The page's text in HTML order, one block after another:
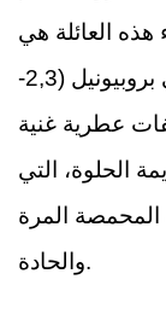
هذه العائلة هي
دياسيتيل (2,3-بوتانديون) وأسيتيلي بروبيونيل (2,3-
عطرية غنية
الحلوة، التي
المرة
والحادة.